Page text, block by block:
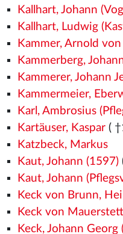
Kallhart, Johann
Kallhart, Ludwig
Kammer, Arnold von
Kammerberg,
Kammerer, Johann
Kammermeier,
Karl, Ambrosius
Kartäuser, Kaspar(
Katzbeck, Markus
Kaut, Johann (1597)
Kaut, Johann
Keck von Brunn,
Keck von
Keck, Johann